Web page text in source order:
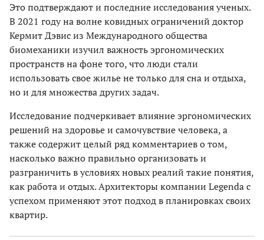
Это подтверждают и последние исследования ученых.
В 2021 году на волне ковидных ограничений доктор
Кермит Дэвис из Международного общества
биомеханики изучил важность эргономических
пространств на фоне того, что люди стали
использовать свое жилье не только для сна и отдыха,
но и для множества других задач.
Исследование подчеркивает влияние эргономических
решений на здоровье и самочувствие человека, а
также содержит целый ряд комментариев о том,
насколько важно правильно организовать и
разграничить в условиях новых реалий такие понятия,
как работа и отдых. Архитекторы компании Legenda с
успехом применяют этот подход в планировках своих
квартир.